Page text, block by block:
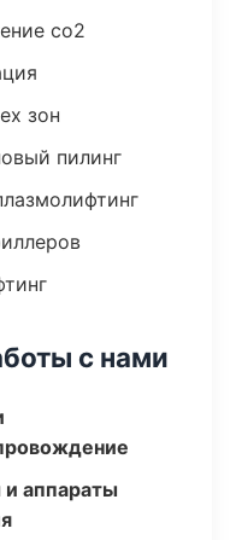
co2
зон
пилинг
с нами
аппараты